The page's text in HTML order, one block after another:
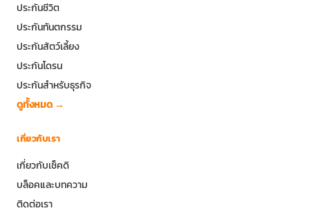
ประกันชีวิต
ประกันทันตกรรม
ประกันสัตว์เลี้ยง
ประกันโดรน
ประกันสำหรับธุรกิจ
ดูทั้งหมด →
เกี่ยวกับเรา
เกี่ยวกับเช็คดิ
บล็อคและบทความ
ติดต่อเรา